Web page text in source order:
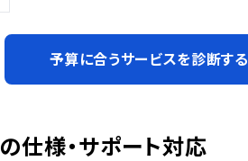
予算に合うサービスを診断する
の仕様・サポート対応